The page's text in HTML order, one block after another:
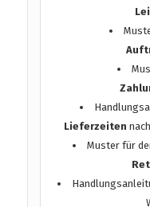
Lieferzeiten
Muster für